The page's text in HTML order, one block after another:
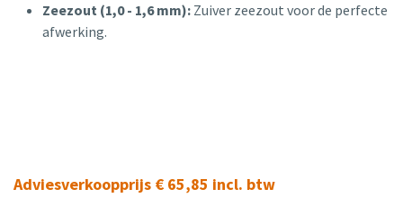
Zeezout (1,0 - 1,6 mm): Zuiver zeezout voor de perfecte
afwerking.
Adviesverkoopprijs € 65,85 incl. btw